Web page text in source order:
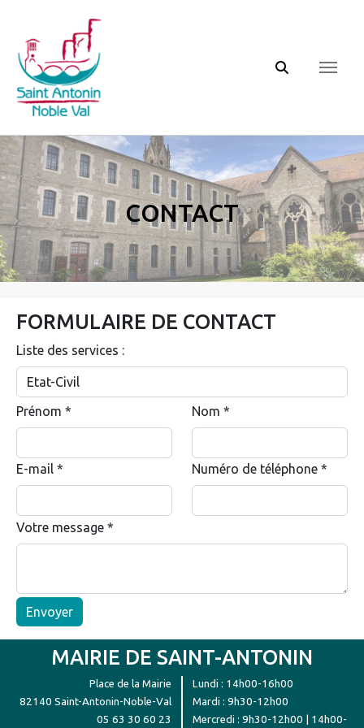
Contact
FORMULAIRE DE CONTACT
Liste des services :
Prénom * Nom *
E-mail * Numéro de téléphone *
Votre message *
Envoyer
MAIRIE DE SAINT-ANTONIN
Place de la Mairie
82140 Saint-Antonin-Noble-Val
05 63 30 60 23
Lundi : 14h00-16h00
Mardi : 9h30-12h00
Mercredi : 9h30-12h00 | 14h00-